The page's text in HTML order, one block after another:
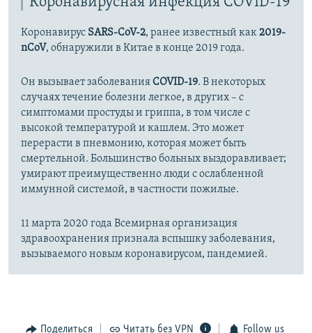
Коронавирус SARS-CoV-2, ранее известный как2019-
nCoV, обнаружили в Китае в конце 2019 года.
Он вызывает заболеванияCOVID-19. В некоторых
случаях течение болезни легкое, в других – с
симптомами простуды и гриппа, в том числе с
высокой температурой и кашлем. Это может
перерасти в пневмонию, которая может быть
смертельной. Большинство больных выздоравливает;
умирают преимущественно люди с ослабленной
иммунной системой, в частности пожилые.
11 марта 2020 года Всемирная организация
здравоохранения признала вспышку заболевания,
вызываемого новым коронавирусом, пандемией.
Поделиться Читать без VPN Follow us